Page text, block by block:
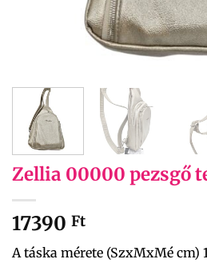
Zellia 00000 pezsgő
17390 Ft
A táska mérete (SzxMxMé cm)